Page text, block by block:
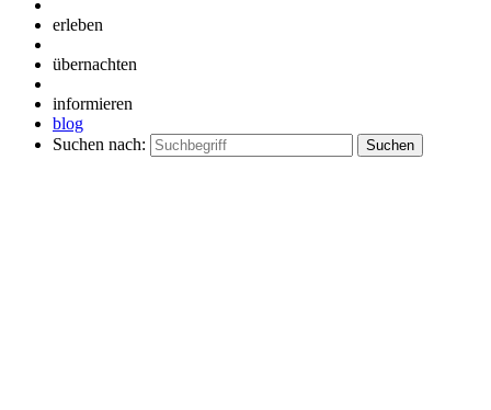
erleben
übernachten
informieren
blog
Suchen nach: